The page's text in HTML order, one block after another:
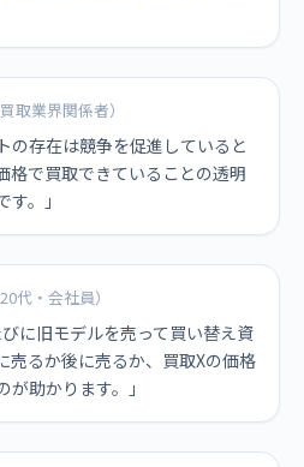
取業界関係者）
の存在は競争を促進していると
格で買取できていることの透明
。」
代・会社員）
に旧モデルを売って買い替え資
売るか後に売るか、買取Xの価格
助かります。」